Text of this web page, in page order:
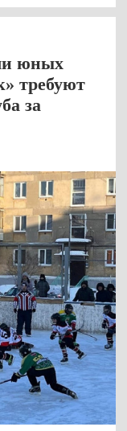
юных
требуют
за